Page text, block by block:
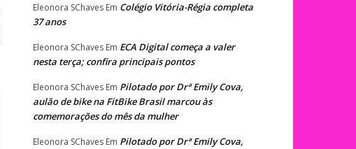
Eleonora SChaves Em Colégio Vitória-Régia completa
37 anos
Eleonora SChaves Em ECA Digital começa a valer
nesta terça; confira principais pontos
Eleonora SChaves Em Pilotado por Drª Emily Cova,
aulão de bike na FitBike Brasil marcou às
comemorações do mês da mulher
Eleonora SChaves Em Pilotado por Drª Emily Cova,